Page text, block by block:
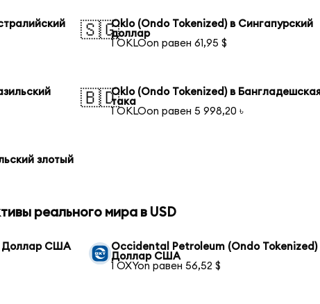
🇸🇬Oklo (Ondo Tokenized) в Сингапурский
доллар
1 OKLOon равен 61,95 $
🇧🇩Oklo (Ondo Tokenized) в
така
1 OKLOon равен 5 998,20 ৳
злотый
реального мира в USD
Доллар США
Occidental Petroleum (Ondo Tokenized)
Доллар США
1 OXYon равен 56,52 $